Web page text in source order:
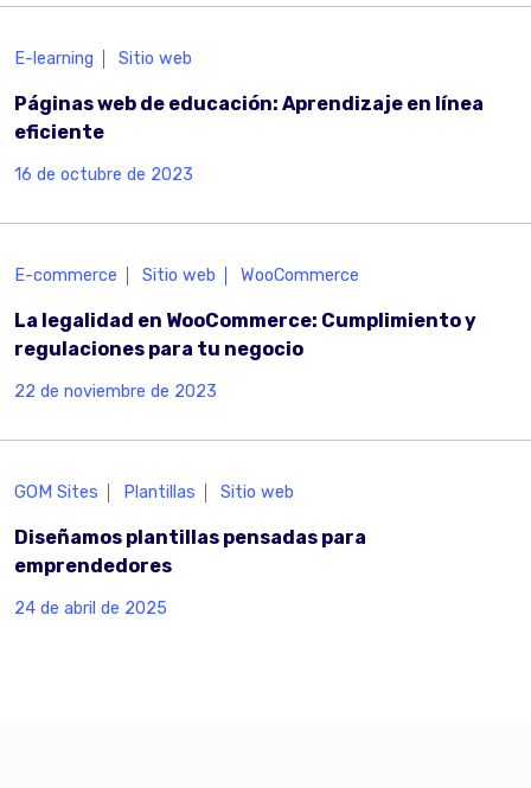
E-learning Sitio web
Páginas web de educación: Aprendizaje en línea
eficiente
16 de octubre de 2023
E-commerce Sitio web WooCommerce
La legalidad en WooCommerce: Cumplimiento y
regulaciones para tu negocio
22 de noviembre de 2023
GOM Sites Plantillas Sitio web
Diseñamos plantillas pensadas para
emprendedores
24 de abril de 2025